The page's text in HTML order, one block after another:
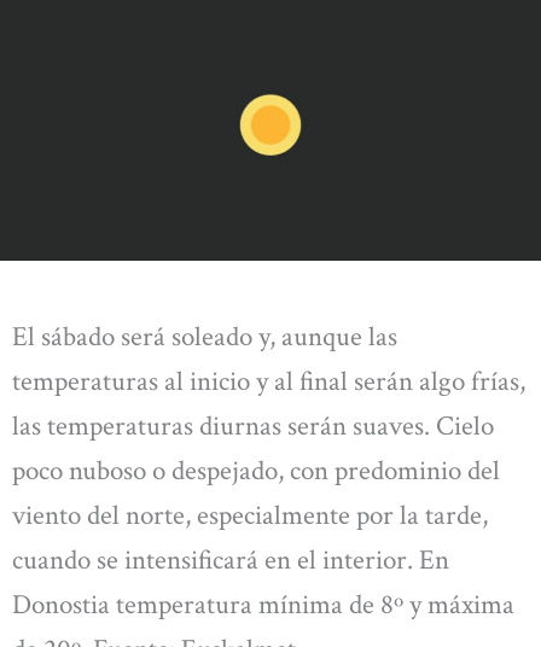
El sábado será soleado y, aunque las
temperaturas al inicio y al final serán algo frías,
las temperaturas diurnas serán suaves. Cielo
poco nuboso o despejado, con predominio del
viento del norte, especialmente por la tarde,
cuando se intensificará en el interior. En
Donostia temperatura mínima de 8º y máxima